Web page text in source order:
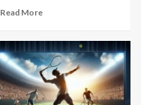
Read More